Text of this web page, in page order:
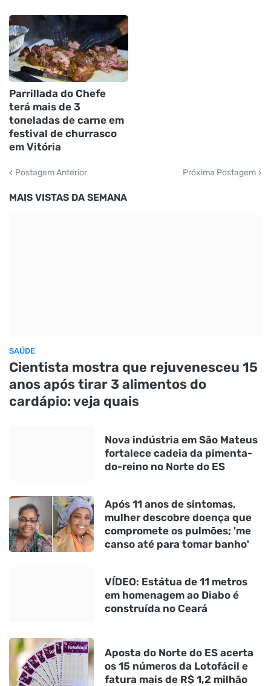
Parrillada do Chefe
terá mais de 3
toneladas de carne em
festival de churrasco
em Vitória
Postagem Anterior Próxima Postagem
MAIS VISTAS DA SEMANA
SAÚDE
Cientista mostra que rejuvenesceu 15
anos após tirar 3 alimentos do
cardápio: veja quais
Nova indústria em São Mateus
fortalece cadeia da pimenta-
do-reino no Norte do ES
Após 11 anos de sintomas,
mulher descobre doença que
compromete os pulmões; 'me
canso até para tomar banho'
VÍDEO: Estátua de 11 metros
em homenagem ao Diabo é
construída no Ceará
Aposta do Norte do ES acerta
os 15 números da Lotofácil e
fatura mais de R$ 1,2 milhão